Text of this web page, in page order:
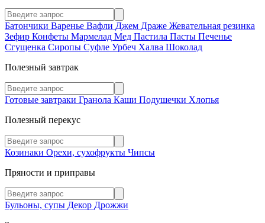
Батончики Варенье Вафли Джем Драже Жевательная резинка
Зефир Конфеты Мармелад Мед Пастила Пасты Печенье
Сгущенка Сиропы Суфле Урбеч Халва Шоколад
Полезный завтрак
Готовые завтраки Гранола Каши Подушечки Хлопья
Полезный перекус
Козинаки Орехи, сухофрукты Чипсы
Пряности и приправы
Бульоны, супы Декор Дрожжи